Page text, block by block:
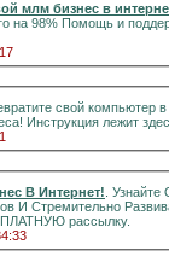
млм бизнес в
на 98% Помощь и
свой компьютер
Инструкция лежит
В Интернет! .
Развивать
на БЕСПЛАТНУЮ рассылку.